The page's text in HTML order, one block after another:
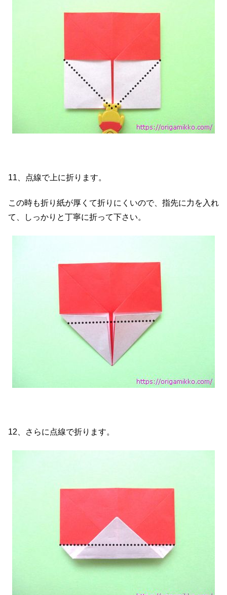
11、点線で上に折ります。
この時も折り紙が厚くて折りにくいので、指先に力を入れ
て、しっかりと丁寧に折って下さい。
12、さらに点線で折ります。